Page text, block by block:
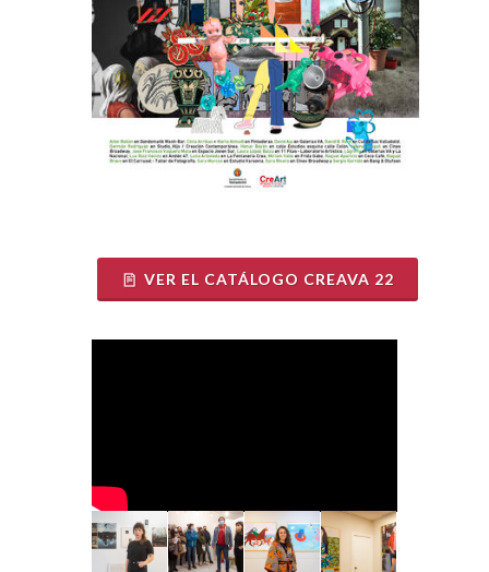
VER EL CATÁLOGO CREAVA 22